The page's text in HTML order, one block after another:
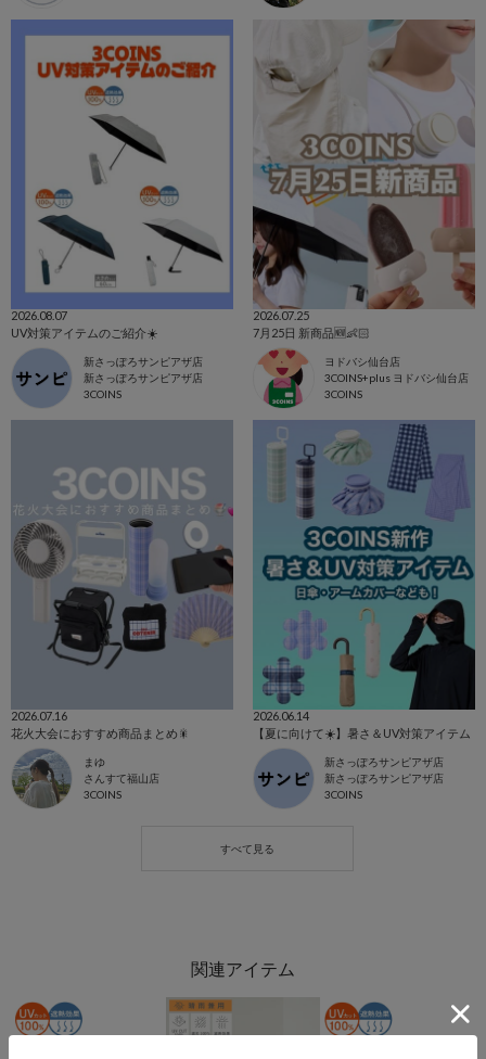
2026.08.07
UV対策アイテムのご紹介☀️
新さっぽろサンピアザ店
新さっぽろサンピアザ店
3COINS
2026.07.25
7月25日 新商品🆕👶🏻
ヨドバシ仙台店
3COINS+plus ヨドバシ仙台店
3COINS
2026.07.16
花火大会におすすめ商品まとめ🎇
まゆ
さんすて福山店
3COINS
2026.06.14
【夏に向けて☀️】暑さ＆UV対策アイテム
新さっぽろサンピアザ店
新さっぽろサンピアザ店
3COINS